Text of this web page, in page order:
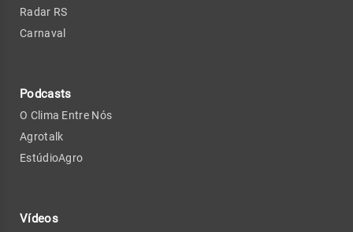
Radar RS
Carnaval
Podcasts
O Clima Entre Nós
Agrotalk
EstúdioAgro
Vídeos